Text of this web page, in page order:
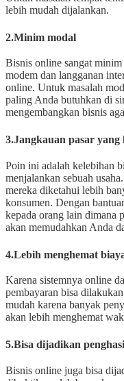
lebih mudah dijalankan.
2.Minim modal
Bisnis online sangat
modem dan langganan
online. Untuk masalah
paling Anda butuhkan di
mengembangkan bisnis
3.Jangkauan pasar yang
Poin ini adalah kelebihan
menjalankan sebuah
mereka diketahui lebih
konsumen. Dengan
kepada orang lain dimana
akan memudahkan Anda
4.Lebih menghemat
Karena sistemnya online
pembayaran bisa
mudah karena banyak
akan lebih menghemat
5.Bisa dijadikan
Bisnis online juga bisa